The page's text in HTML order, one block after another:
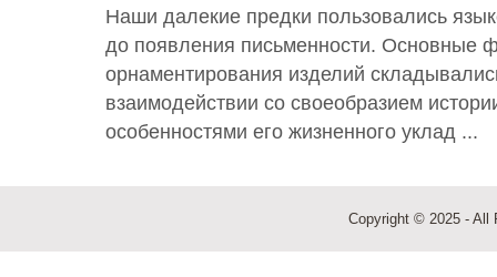
Наши далекие предки пользовались
до появления письменности. Основные
орнаментирования изделий
взаимодействии со своеобразием
особенностями его жизненного уклад ...
Copyright © 2025 - All